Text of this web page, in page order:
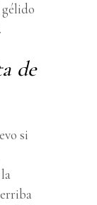
de
si